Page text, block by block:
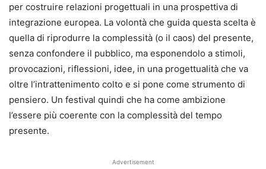
per costruire relazioni progettuali in una prospettiva di
integrazione europea. La volontà che guida questa scelta è
quella di riprodurre la complessità (o il caos) del presente,
senza confondere il pubblico, ma esponendolo a stimoli,
provocazioni, riflessioni, idee, in una progettualità che va
oltre l’intrattenimento colto e si pone come strumento di
pensiero. Un festival quindi che ha come ambizione
l’essere più coerente con la complessità del tempo
presente.
Advertisement